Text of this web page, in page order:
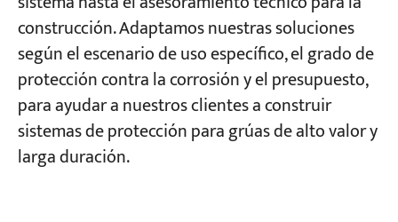
construcción. Adaptamos nuestras soluciones
según el escenario de uso específico, el grado de
protección contra la corrosión y el presupuesto,
para ayudar a nuestros clientes a construir
sistemas de protección para grúas de alto valor y
larga duración.